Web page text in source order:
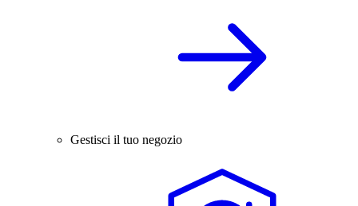
Gestisci il tuo negozio